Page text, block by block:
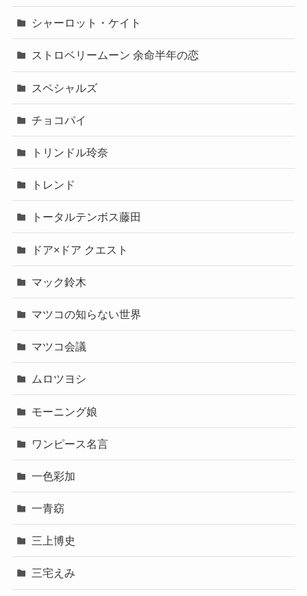
シャーロット・ケイト
ストロベリームーン 余命半年の恋
スペシャルズ
チョコパイ
トリンドル玲奈
トレンド
トータルテンボス藤田
ドア×ドア クエスト
マック鈴木
マツコの知らない世界
マツコ会議
ムロツヨシ
モーニング娘
ワンピース名言
一色彩加
一青窈
三上博史
三宅えみ